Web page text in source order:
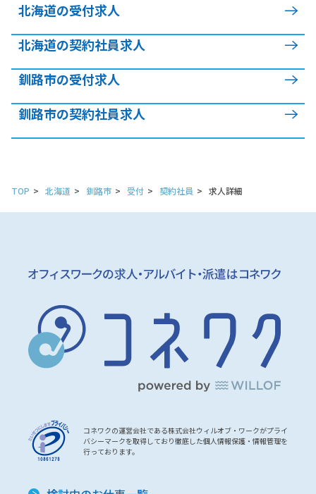
北海道の受付求人
北海道の契約社員求人
釧路市の受付求人
釧路市の契約社員求人
TOP 北海道 釧路市 受付 契約社員 求人詳細
コネワクの運営会社である株式会社ウィルオブ・ワークがプライ
バシーマークを取得しており徹底した個人情報保護・情報管理を
行っております。